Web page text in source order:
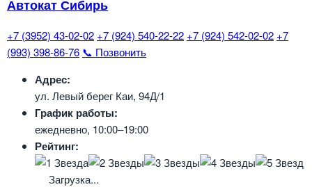
Автокат Сибирь
+7 (3952) 43-02-02 +7 (924) 540-22-22 +7 (924) 542-02-02 +7
(993) 398-86-76 📞 Позвонить
Адрес:
ул. Левый берег Каи, 94Д/1
График работы:
ежедневно, 10:00–19:00
Рейтинг:
Загрузка...